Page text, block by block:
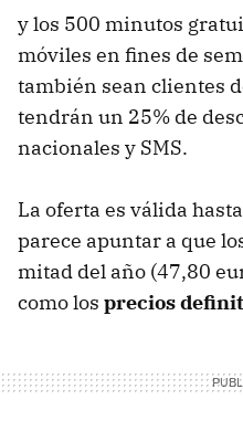
y los 500 minutos
móviles en fines de
también sean clientes
tendrán un 25% de
nacionales y SMS.
La oferta es válida
parece apuntar a que
mitad del año (47,80
como los precios